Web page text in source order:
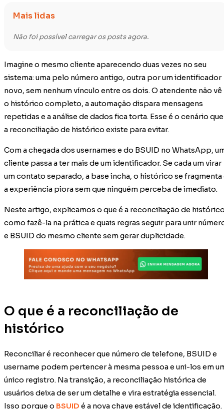
Mais lidas
Não foi possível carregar os posts agora.
Imagine o mesmo cliente aparecendo duas vezes no seu
sistema: uma pelo número antigo, outra por um identificador
novo, sem nenhum vínculo entre os dois. O atendente não vê
o histórico completo, a automação dispara mensagens
repetidas e a análise de dados fica torta. Esse é o cenário que
a reconciliação de histórico existe para evitar.
Com a chegada dos usernames e do BSUID no WhatsApp,
cliente passa a ter mais de um identificador. Se cada um virar
um contato separado, a base incha, o histórico se fragmenta
a experiência piora sem que ninguém perceba de imediato.
Neste artigo, explicamos o que é a reconciliação de
como fazê-la na prática e quais regras seguir para unir
e BSUID do mesmo cliente sem gerar duplicidade.
O que é a reconciliação de
histórico
Reconciliar é reconhecer que número de telefone, BSUID e
username podem pertencer à mesma pessoa e uni-los em
único registro. Na transição, a reconciliação histórica de
usuários deixa de ser um detalhe e vira estratégia essencial.
Isso porque o BSUID é a nova chave estável de identificação.